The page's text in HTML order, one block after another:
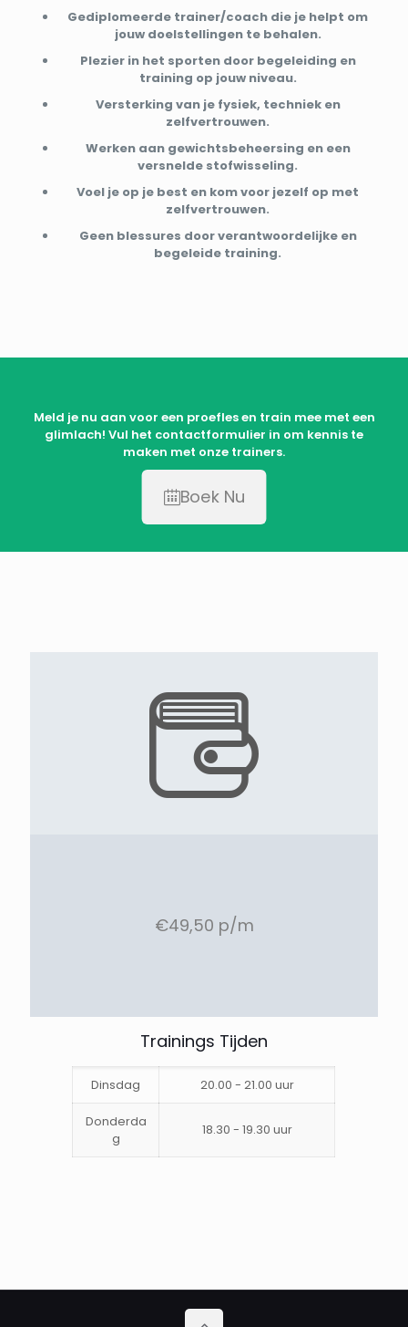
Gediplomeerde trainer/coach die je helpt om
jouw doelstellingen te behalen.
Plezier in het sporten door begeleiding en
training op jouw niveau.
Versterking van je fysiek, techniek en
zelfvertrouwen.
Werken aan gewichtsbeheersing en een
versnelde stofwisseling.
Voel je op je best en kom voor jezelf op met
zelfvertrouwen.
Geen blessures door verantwoordelijke en
begeleide training.
Meld je nu aan voor een proefles en train mee met een
glimlach! Vul het contactformulier in om kennis te
maken met onze trainers.
Boek Nu
€49,50 p/m
Trainings Tijden
Dinsdag 20.00 - 21.00 uur
Donderda
g
18.30 - 19.30 uur